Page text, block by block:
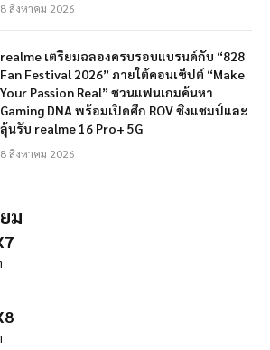
8 สิงหาคม 2026
realme เตรียมฉลองครบรอบแบรนด์กับ “828
Fan Festival 2026” ภายใต้คอนเซ็ปต์ “Make
Your Passion Real” ชวนแฟนเกมค้นหา
Gaming DNA พร้อมเปิดศึก ROV ชิงแชมป์และ
ลุ้นรับ realme 16 Pro+ 5G
8 สิงหาคม 2026
ม